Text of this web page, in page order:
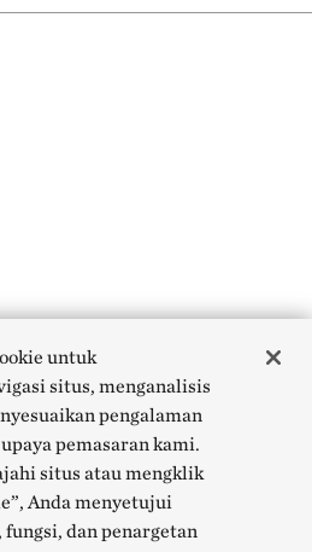
untuk
situs, menganalisis
pengalaman
pemasaran kami.
situs atau mengklik
Anda menyetujui
dan penargetan